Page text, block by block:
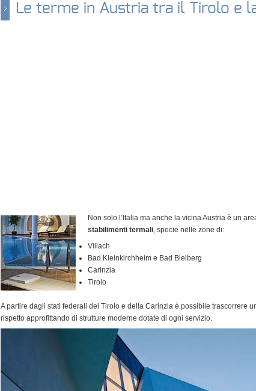
Le terme in Austria tra il Tirolo e
Non solo l’Italia ma anche la vicina Austria è un
stabilimenti termali, specie nelle zone di:
Villach
Bad Kleinkirchheim e Bad Bleiberg
Carinzia
Tirolo
A partire dagli stati federali del Tirolo e della Carinzia è possibile trascorrere
rispetto approfittando di strutture moderne dotate di ogni servizio.